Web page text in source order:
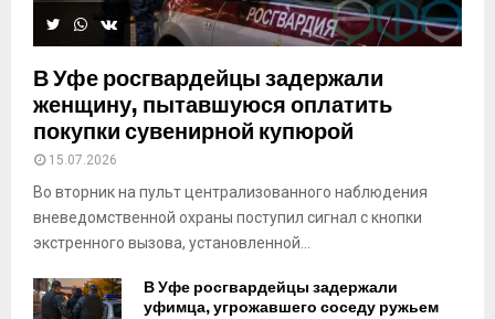
В Уфе росгвардейцы задержали
женщину, пытавшуюся оплатить
покупки сувенирной купюрой
15.07.2026
Во вторник на пульт централизованного наблюдения
вневедомственной охраны поступил сигнал с кнопки
экстренного вызова, установленной...
В Уфе росгвардейцы задержали
уфимца, угрожавшего соседу ружьем